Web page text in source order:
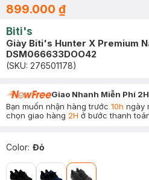
899.000 ₫
Biti's
Giày Biti's Hunter X Premium
DSM066633DOO42
(SKU: 276501178)
Giao Nhanh Miễn Phí 2H
Bạn muốn nhận hàng trước 10h ngày
chọn giao hàng 2H ở bước thanh
Color: Đỏ